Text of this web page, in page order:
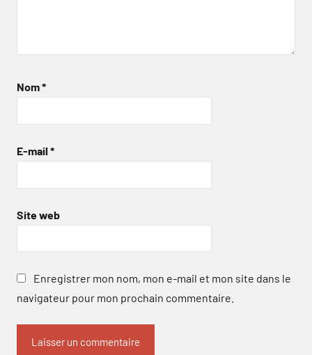
Nom*
E-mail *
Site web
Enregistrer mon nom, mon e-mail et mon site dans le
navigateur pour mon prochain commentaire.